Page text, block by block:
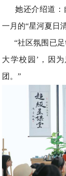
她还介绍道：
一月的“星河夏日
“社区氛围已
大学校园’，因
团。”